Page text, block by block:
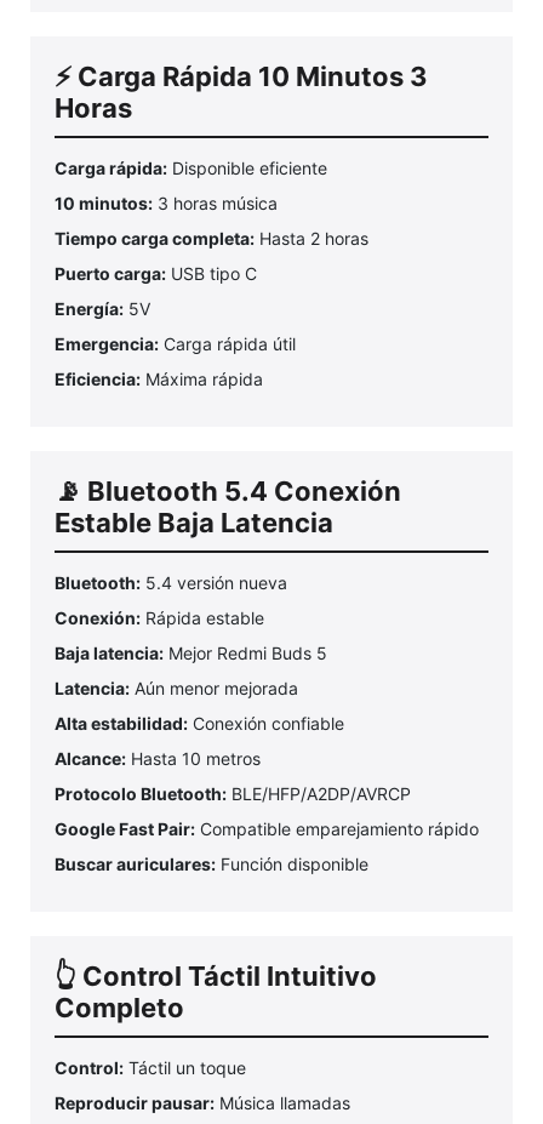
⚡ Carga Rápida 10 Minutos 3
Horas
Carga rápida: Disponible eficiente
10 minutos: 3 horas música
Tiempo carga completa: Hasta 2 horas
Puerto carga: USB tipo C
Energía: 5V
Emergencia: Carga rápida útil
Eficiencia: Máxima rápida
📡 Bluetooth 5.4 Conexión
Estable Baja Latencia
Bluetooth: 5.4 versión nueva
Conexión: Rápida estable
Baja latencia: Mejor Redmi Buds 5
Latencia: Aún menor mejorada
Alta estabilidad: Conexión confiable
Alcance: Hasta 10 metros
Protocolo Bluetooth: BLE/HFP/A2DP/AVRCP
Google Fast Pair: Compatible emparejamiento rápido
Buscar auriculares: Función disponible
👆 Control Táctil Intuitivo
Completo
Control: Táctil un toque
Reproducir pausar: Música llamadas